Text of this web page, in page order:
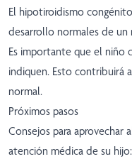
El hipotiroidismo
desarrollo normales de un
Es importante que el niño
indiquen. Esto contribuirá
normal.
Próximos pasos
Consejos para aprovechar
atención médica de su hijo: